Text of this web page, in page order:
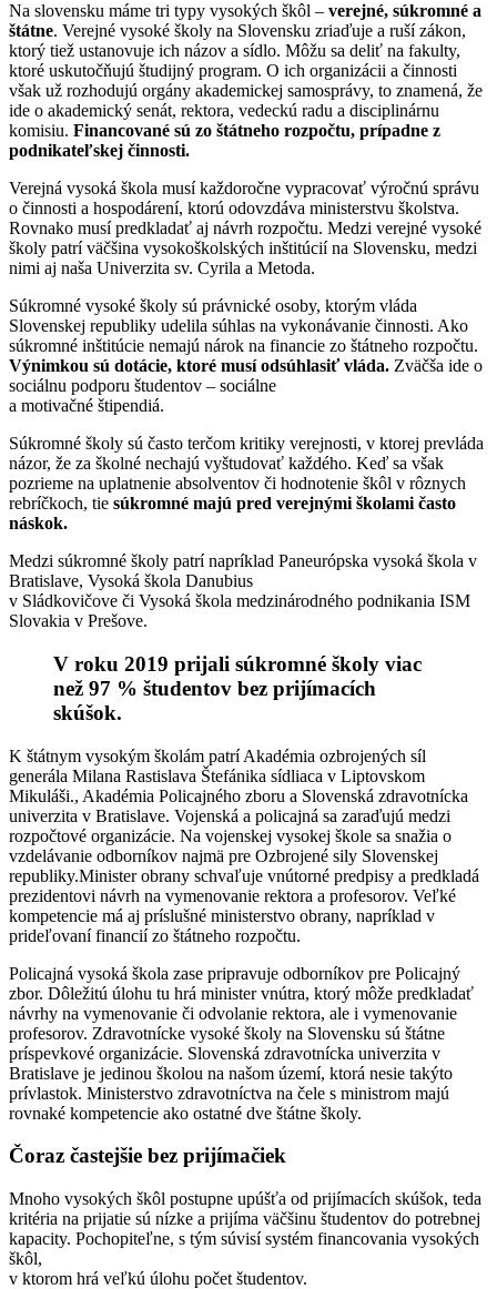
Na slovensku máme tri typy vysokých škôl – verejné, súkromné a
štátne. Verejné vysoké školy na Slovensku zriaďuje a ruší zákon,
ktorý tiež ustanovuje ich názov a sídlo. Môžu sa deliť na fakulty,
ktoré uskutočňujú študijný program. O ich organizácii a činnosti
však už rozhodujú orgány akademickej samosprávy, to znamená, že
ide o akademický senát, rektora, vedeckú radu a disciplinárnu
komisiu. Financované sú zo štátneho rozpočtu, prípadne z
podnikateľskej činnosti.
Verejná vysoká škola musí každoročne vypracovať výročnú správu
o činnosti a hospodárení, ktorú odovzdáva ministerstvu školstva.
Rovnako musí predkladať aj návrh rozpočtu. Medzi verejné vysoké
školy patrí väčšina vysokoškolských inštitúcií na Slovensku, medzi
nimi aj naša Univerzita sv. Cyrila a Metoda.
Súkromné vysoké školy sú právnické osoby, ktorým vláda
Slovenskej republiky udelila súhlas na vykonávanie činnosti. Ako
súkromné inštitúcie nemajú nárok na financie zo štátneho rozpočtu.
Výnimkou sú dotácie, ktoré musí odsúhlasiť vláda. Zväčša ide o
sociálnu podporu študentov – sociálne
a motivačné štipendiá.
Súkromné školy sú často terčom kritiky verejnosti, v ktorej prevláda
názor, že za školné nechajú vyštudovať každého. Keď sa však
pozrieme na uplatnenie absolventov či hodnotenie škôl v rôznych
rebríčkoch, tie súkromné majú pred verejnými školami často
náskok.
Medzi súkromné školy patrí napríklad Paneurópska vysoká škola v
Bratislave, Vysoká škola Danubius
v Sládkovičove či Vysoká škola medzinárodného podnikania ISM
Slovakia v Prešove.
V roku 2019 prijali súkromné školy viac
než 97 % študentov bez prijímacích
skúšok.
K štátnym vysokým školám patrí Akadémia ozbrojených síl
generála Milana Rastislava Štefánika sídliaca v Liptovskom
Mikuláši., Akadémia Policajného zboru a Slovenská zdravotnícka
univerzita v Bratislave. Vojenská a policajná sa zaraďujú medzi
rozpočtové organizácie. Na vojenskej vysokej škole sa snažia o
vzdelávanie odborníkov najmä pre Ozbrojené sily Slovenskej
republiky.Minister obrany schvaľuje vnútorné predpisy a predkladá
prezidentovi návrh na vymenovanie rektora a profesorov. Veľké
kompetencie má aj príslušné ministerstvo obrany, napríklad v
prideľovaní financií zo štátneho rozpočtu.
Policajná vysoká škola zase pripravuje odborníkov pre Policajný
zbor. Dôležitú úlohu tu hrá minister vnútra, ktorý môže predkladať
návrhy na vymenovanie či odvolanie rektora, ale i vymenovanie
profesorov. Zdravotnícke vysoké školy na Slovensku sú štátne
príspevkové organizácie. Slovenská zdravotnícka univerzita v
Bratislave je jedinou školou na našom území, ktorá nesie takýto
prívlastok. Ministerstvo zdravotníctva na čele s ministrom majú
rovnaké kompetencie ako ostatné dve štátne školy.
Čoraz častejšie bez prijímačiek
Mnoho vysokých škôl postupne upúšťa od prijímacích skúšok, teda
kritéria na prijatie sú nízke a prijíma väčšinu študentov do potrebnej
kapacity. Pochopiteľne, s tým súvisí systém financovania vysokých
škôl,
v ktorom hrá veľkú úlohu počet študentov.